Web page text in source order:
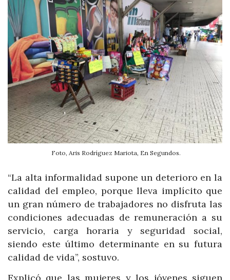
Foto, Aris Rodríguez Mariota, En Segundos.
“La alta informalidad supone un deterioro en la
calidad del empleo, porque lleva implícito que
un gran número de trabajadores no disfruta las
condiciones adecuadas de remuneración a su
servicio, carga horaria y seguridad social,
siendo este último determinante en su futura
calidad de vida”, sostuvo.
Explicó que las mujeres y los jóvenes siguen